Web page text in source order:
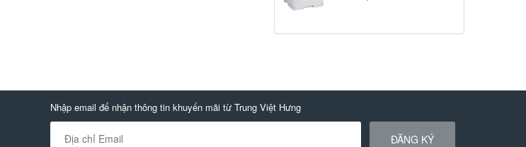
Nhập email để nhận thông tin khuyến mãi từ Trung Việt Hưng
ĐĂNG KÝ